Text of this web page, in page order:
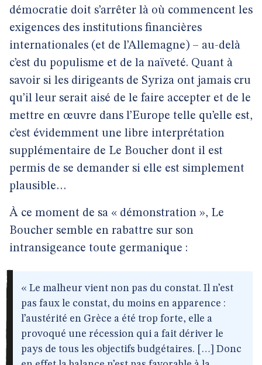
démocratie doit s’arrêter là où commencent les
exigences des institutions financières
internationales (et de l’Allemagne) – au-delà
c’est du populisme et de la naïveté. Quant à
savoir si les dirigeants de Syriza ont jamais cru
qu’il leur serait aisé de le faire accepter et de le
mettre en œuvre dans l’Europe telle qu’elle est,
c’est évidemment une libre interprétation
supplémentaire de Le Boucher dont il est
permis de se demander si elle est simplement
plausible…
À ce moment de sa « démonstration », Le
Boucher semble en rabattre sur son
intransigeance toute germanique :
« Le malheur vient non pas du constat. Il n’est
pas faux le constat, du moins en apparence :
l’austérité en Grèce a été trop forte, elle a
provoqué une récession qui a fait dériver le
pays de tous les objectifs budgétaires. […] Donc